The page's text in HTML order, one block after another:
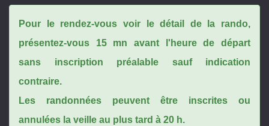
Pour le rendez-vous voir le détail de la rando,
présentez-vous 15 mn avant l'heure de départ
sans inscription préalable sauf indication
contraire.
Les randonnées peuvent être inscrites ou
annulées la veille au plus tard à 20 h.